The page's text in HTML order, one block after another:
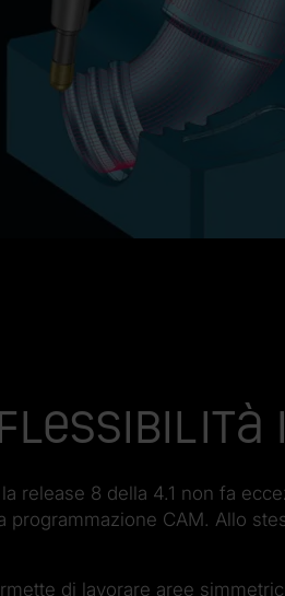
release 8 della 4.1 non fa
CAM. Allo
di lavorare aree